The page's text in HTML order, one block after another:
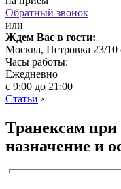
Обратный звонок
или
Ждем Вас в гости:
Москва, Петровка 23/10
Часы работы:
Ежедневно
с 9:00 до 21:00
Статьи ›
Транексам
назначение и